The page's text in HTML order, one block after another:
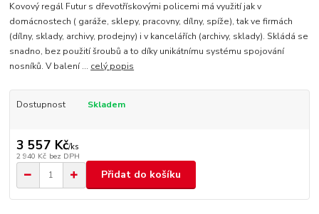
Kovový regál Futur s dřevotřískovými policemi má využití jak v
domácnostech ( garáže, sklepy, pracovny, dílny, spíže), tak ve firmách
(dílny, sklady, archivy, prodejny) i v kancelářích (archivy, sklady). Skládá se
snadno, bez použití šroubů a to díky unikátnímu systému spojování
nosníků. V balení ... celý popis
Dostupnost Skladem
3 557 Kč/ks
2 940 Kč bez DPH
Přidat do košíku